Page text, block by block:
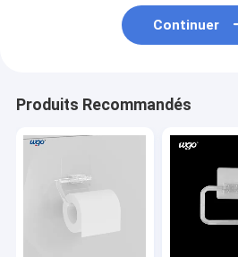
Continuer
Produits Recommandés